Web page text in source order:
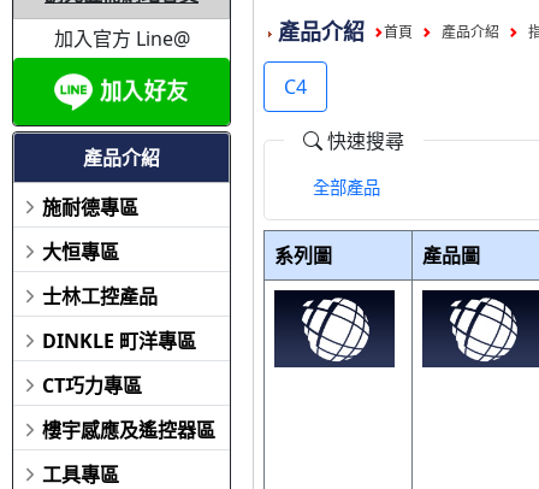
加入官方 Line@
產品介紹
施耐德專區
大恒專區
士林工控產品
DINKLE 町洋專區
CT巧力專區
樓宇感應及遙控器區
工具專區
產品介紹 首頁 產品介紹
C4
快速搜尋
全部產品
系列圖 產品圖